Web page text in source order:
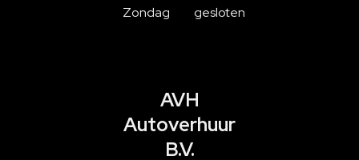
Zondag
gesloten
AVH
Autoverhuur
B.V.